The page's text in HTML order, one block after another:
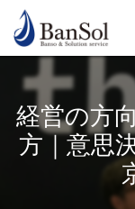
経営の方
方｜意思